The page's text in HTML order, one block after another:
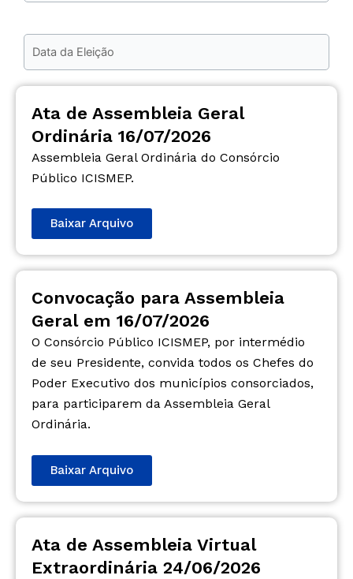
Ata de Assembleia Geral
Ordinária 16/07/2026
Assembleia Geral Ordinária do Consórcio
Público ICISMEP.
Baixar Arquivo
Convocação para Assembleia
Geral em 16/07/2026
O Consórcio Público ICISMEP, por intermédio
de seu Presidente, convida todos os Chefes do
Poder Executivo dos municípios consorciados,
para participarem da Assembleia Geral
Ordinária.
Baixar Arquivo
Ata de Assembleia Virtual
Extraordinária 24/06/2026